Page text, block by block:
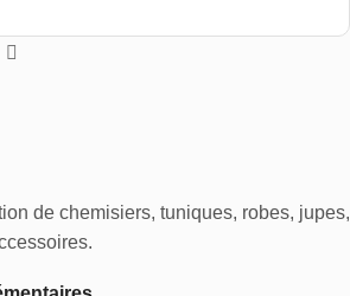
de chemisiers, tuniques, robes, jupes,